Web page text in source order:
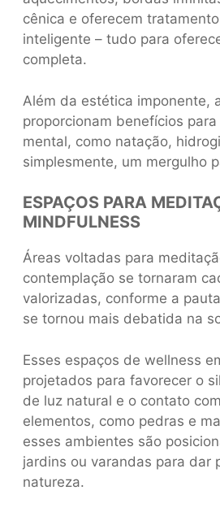
cênica e oferecem
inteligente – tudo para
completa.
Além da estética imponente,
proporcionam benefícios
mental, como natação,
simplesmente, um mergulho
ESPAÇOS PARA
MINDFULNESS
Áreas voltadas para
contemplação se tornaram
valorizadas, conforme a
se tornou mais debatida na
Esses espaços de wellness
projetados para favorecer o
de luz natural e o contato
elementos, como pedras e
esses ambientes são
jardins ou varandas para dar
natureza.